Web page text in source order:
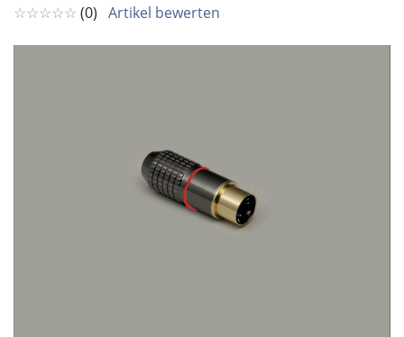
☆☆☆☆☆ (0) Artikel bewerten